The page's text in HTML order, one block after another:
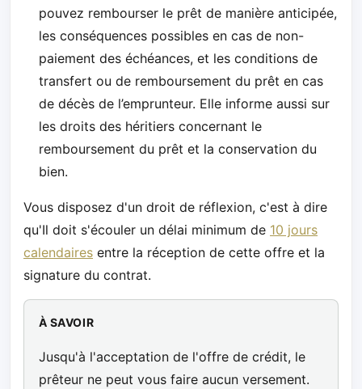
pouvez rembourser le prêt de manière anticipée,
les conséquences possibles en cas de non-
paiement des échéances, et les conditions de
transfert ou de remboursement du prêt en cas
de décès de l’emprunteur. Elle informe aussi sur
les droits des héritiers concernant le
remboursement du prêt et la conservation du
bien.
Vous disposez d'un droit de réflexion, c'est à dire
qu'Il doit s'écouler un délai minimum de 10 jours
calendaires entre la réception de cette offre et la
signature du contrat.
À SAVOIR
Jusqu'à l'acceptation de l'offre de crédit, le
prêteur ne peut vous faire aucun versement.